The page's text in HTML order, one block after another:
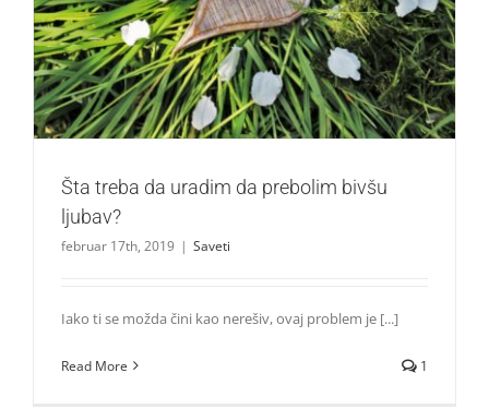
Šta treba da uradim da prebolim bivšu ljubav?
Saveti
Šta treba da uradim da prebolim bivšu
ljubav?
februar 17th, 2019 | Saveti
Iako ti se možda čini kao nerešiv, ovaj problem je [...]
Read More 1